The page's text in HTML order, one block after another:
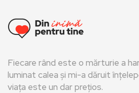
Fiecare rând este o mărturie a
luminat calea și mi-a dăruit
viața este un dar prețios.